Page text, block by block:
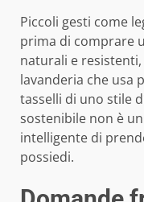
Piccoli gesti come
prima di comprare
naturali e
lavanderia che usa
tasselli di uno stile
sostenibile non è
intelligente di
possiedi.